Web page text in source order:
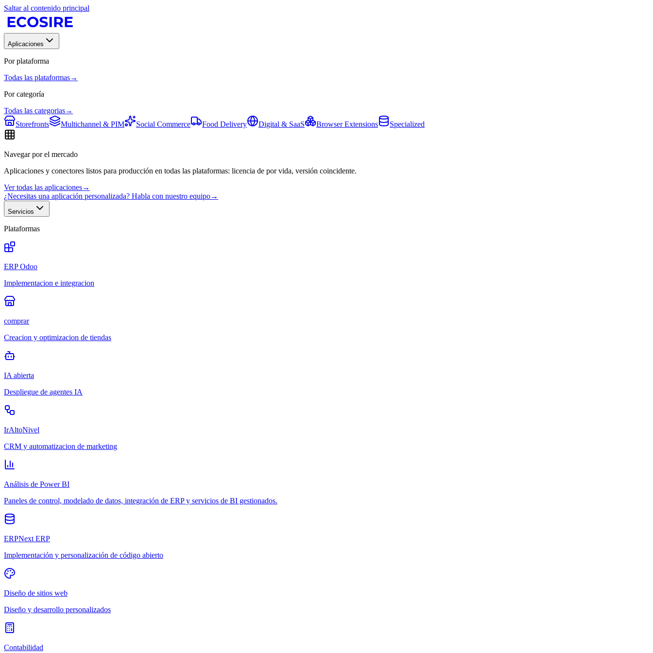
Saltar al contenido principal
Aplicaciones
Por plataforma
Todas las plataformas→
Por categoría
Todas las categorias→
Storefronts
Multichannel & PIM Social Commerce Food Delivery Digital & SaaS Browser Extensions Specialized
Navegar por el mercado
Aplicaciones y conectores listos para producción en todas las plataformas: licencia de por vida, versión coincidente.
Ver todas las aplicaciones→
¿Necesitas una aplicación personalizada? Habla con nuestro equipo→
Servicios
Plataformas
ERP Odoo
Implementacion e integracion
comprar
Creacion y optimizacion de tiendas
IA abierta
Despliegue de agentes IA
IrAltoNivel
CRM y automatizacion de marketing
Análisis de Power BI
Paneles de control, modelado de datos, integración de ERP y servicios de BI gestionados.
ERPNext ERP
Implementación y personalización de código abierto
Diseño de sitios web
Diseño y desarrollo personalizados
Contabilidad